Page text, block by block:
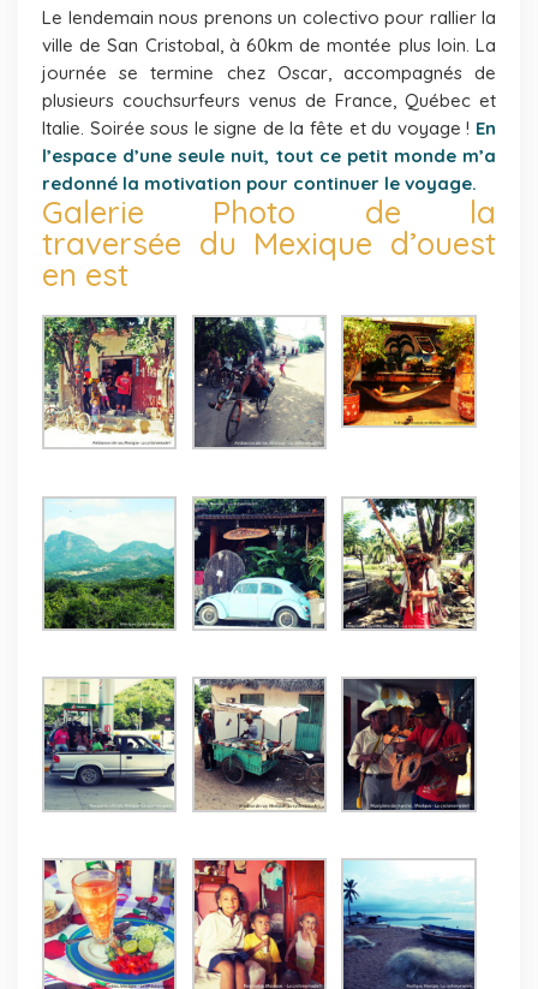
Le lendemain nous prenons un colectivo pour rallier la
ville de San Cristobal, à 60km de montée plus loin. La
journée se termine chez Oscar, accompagnés de
plusieurs couchsurfeurs venus de France, Québec et
Italie. Soirée sous le signe de la fête et du voyage ! En
l’espace d’une seule nuit, tout ce petit monde m’a
redonné la motivation pour continuer le voyage.
Galerie Photo de la
traversée du Mexique d’ouest
en est